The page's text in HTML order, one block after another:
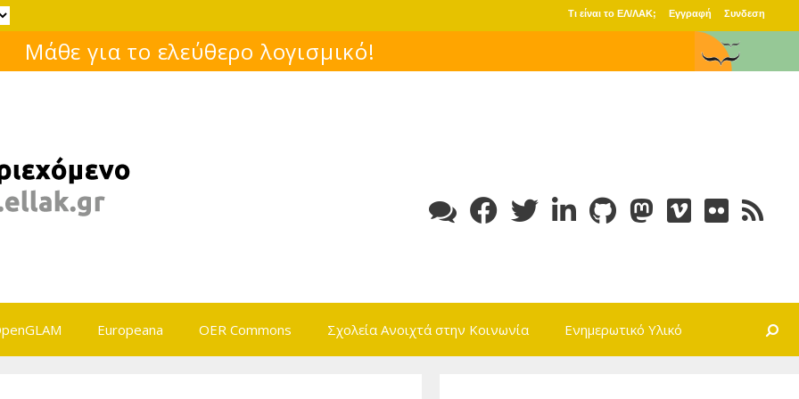
Τι είναι το ΕΛ/ΛΑΚ; Εγγραφή Συνδεση
Μάθε για το ελεύθερο λογισμικό!
Europeana OER Commons Σχολεία Ανοιχτά στην Κοινωνία Ενημερωτικό Υλικό Search